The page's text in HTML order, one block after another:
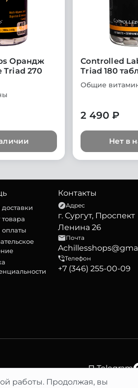
Орандж
Triad 270
Controlled
Triad 180 табл
Общие
2 490 ₽
Нет в
работы. Продолжая, вы
оплаты
Контакты
Адрес
г. Сургут, Проспект
Ленина 26
Почта
Телефон
+7 (346) 255-00-09
Telegram